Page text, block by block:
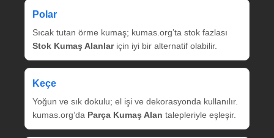
Polar
Sıcak tutan örme kumaş; kumas.org’ta stok fazlası
Stok Kumaş Alanlariçin iyi bir alternatif olabilir.
Keçe
Yoğun ve sık dokulu; el işi ve dekorasyonda kullanılır.
kumas.org’da Parça Kumaş Alan talepleriyle eşleşir.